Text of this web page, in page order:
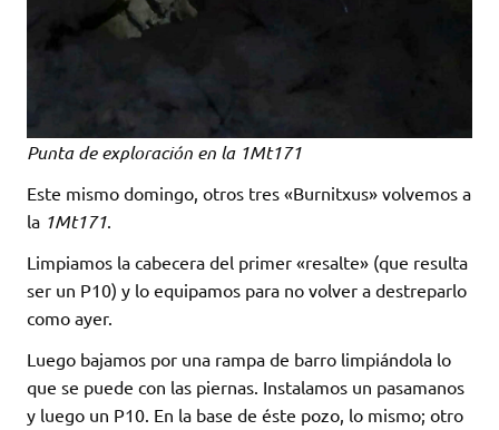
Punta de exploración en la 1Mt171
Este mismo domingo, otros tres «Burnitxus» volvemos a
la 1Mt171.
Limpiamos la cabecera del primer «resalte» (que resulta
ser un P10) y lo equipamos para no volver a destreparlo
como ayer.
Luego bajamos por una rampa de barro limpiándola lo
que se puede con las piernas. Instalamos un pasamanos
y luego un P10. En la base de éste pozo, lo mismo; otro